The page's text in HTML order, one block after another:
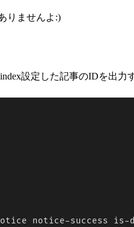
りませんよ:)
設定した記事のIDを出力
notice-success